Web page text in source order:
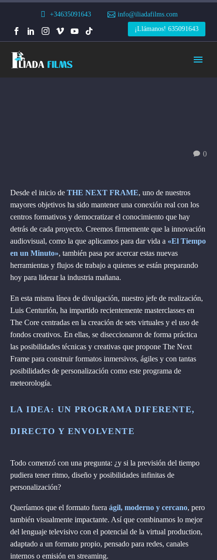
+34635091643
info@iliadafilms.com
¡Llámanos! 635091643
0
Desde el inicio de THE NEXT FRAME, uno de nuestros
mayores objetivos ha sido mantener una conexión real con los
centros formativos y democratizar el conocimiento que hay
detrás de cada proyecto. Creemos firmemente que la innovación
audiovisual, como la que aplicamos para dar vida a «El Tiempo
en un Minuto», también pasa por acercar estas nuevas
herramientas y flujos de trabajo a quienes se están preparando
hoy para liderar la industria mañana.
En esta misma línea de divulgación, nuestro jefe de realización,
Luis Centurión, ha impartido recientemente masterclasses en
The Core centradas en la creación de sets virtuales y el uso de
fondos creativos. En ellas, se diseccionaron de forma práctica
las posibilidades técnicas y creativas que propone The Next
Frame para construir formatos inmersivos, ágiles y con tantas
posibilidades de personalización como este programa de
meteorología.
LA IDEA: UN PROGRAMA DIFERENTE,
DIRECTO Y ENVOLVENTE
Todo comenzó con una pregunta: ¿y si la previsión del tiempo
pudiera tener ritmo, diseño y posibilidades infinitas de
personalización?
Queríamos que el formato fuera ágil, moderno y cercano, pero
también visualmente impactante. Así que combinamos lo mejor
del lenguaje televisivo con el potencial de la virtual production,
adaptado a un formato propio, pensado para redes, canales
internos o emisión en streaming.